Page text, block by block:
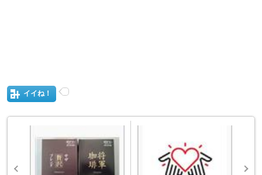
イイね！